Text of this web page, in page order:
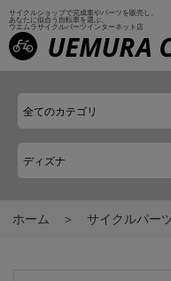
サイクルショップで完成車やパーツを販売し、
あなたに似合う自転車を選ぶ、
ウエムラサイクルパーツインターネット店
ホーム サイクルパー